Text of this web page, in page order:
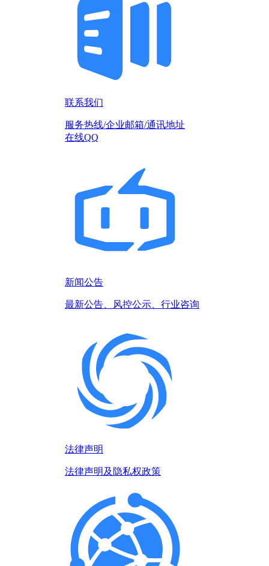
联系我们
服务热线/企业邮箱/通讯地址
在线QQ
新闻公告
最新公告、风控公示、行业咨询
法律声明
法律声明及隐私权政策